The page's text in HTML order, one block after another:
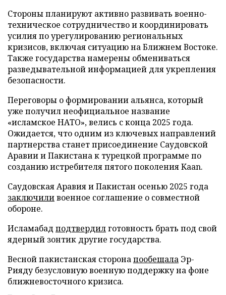
Стороны планируют активно развивать военно-
техническое сотрудничество и координировать
усилия по урегулированию региональных
кризисов, включая ситуацию на Ближнем Востоке.
Также государства намерены обмениваться
разведывательной информацией для укрепления
безопасности.
Переговоры о формировании альянса, который
уже получил неофициальное название
«исламское НАТО», велись с конца 2025 года.
Ожидается, что одним из ключевых направлений
партнерства станет присоединение Саудовской
Аравии и Пакистана к турецкой программе по
созданию истребителя пятого поколения Kaan.
Саудовская Аравия и Пакистан осенью 2025 года
заключиливоенное соглашение о совместной
обороне.
Исламабад подтвердилготовность брать под свой
ядерный зонтик другие государства.
Весной пакистанская сторонапообещала Эр-
Рияду безусловную военную поддержку на фоне
ближневосточного кризиса.